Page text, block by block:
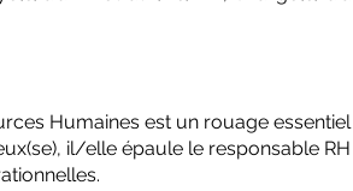
Humaines est un rouage
il/elle épaule le responsable